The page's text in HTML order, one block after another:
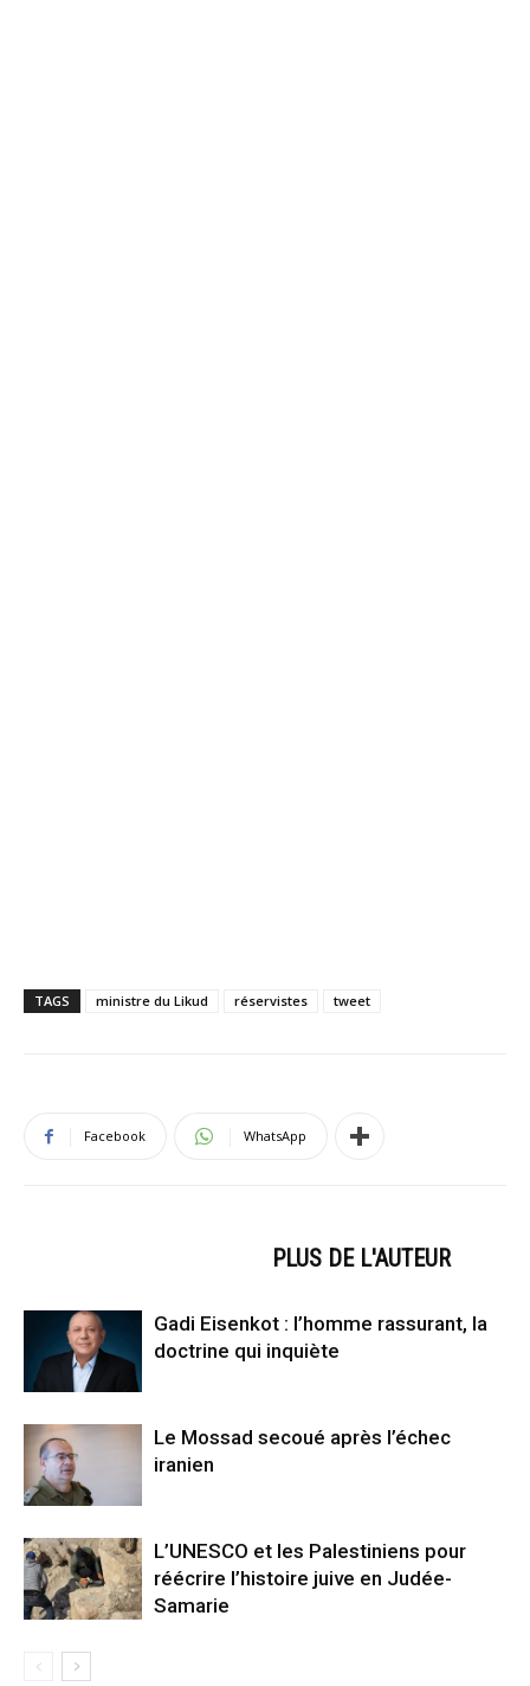
TAGS ministre du Likud réservistes tweet
Facebook WhatsApp
PLUS DE L'AUTEUR
Gadi Eisenkot : l’homme rassurant, la
doctrine qui inquiète
Le Mossad secoué après l’échec
iranien
L’UNESCO et les Palestiniens pour
réécrire l’histoire juive en Judée-
Samarie